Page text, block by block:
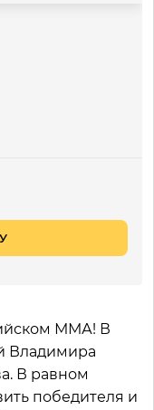
ММА! В
Владимира
В равном
победителя и